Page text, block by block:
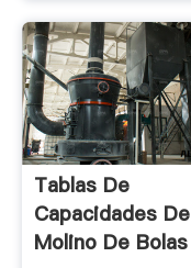
Tablas De
Capacidades De
Molino De Bolas